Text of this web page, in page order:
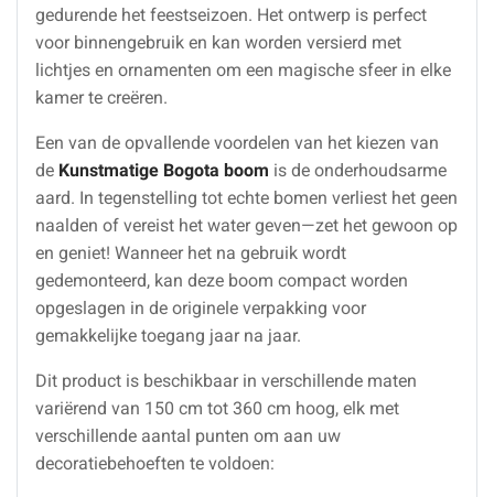
gedurende het feestseizoen. Het ontwerp is perfect
voor binnengebruik en kan worden versierd met
lichtjes en ornamenten om een magische sfeer in elke
kamer te creëren.
Een van de opvallende voordelen van het kiezen van
de Kunstmatige Bogota boom is de onderhoudsarme
aard. In tegenstelling tot echte bomen verliest het geen
naalden of vereist het water geven—zet het gewoon op
en geniet! Wanneer het na gebruik wordt
gedemonteerd, kan deze boom compact worden
opgeslagen in de originele verpakking voor
gemakkelijke toegang jaar na jaar.
Dit product is beschikbaar in verschillende maten
variërend van 150 cm tot 360 cm hoog, elk met
verschillende aantal punten om aan uw
decoratiebehoeften te voldoen: